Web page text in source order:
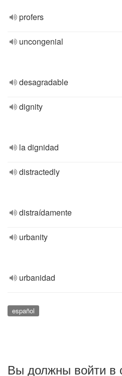
profers
uncongenial
desagradable
dignity
la dignidad
distractedly
distraídamente
urbanity
urbanidad
español
Вы должны войти в